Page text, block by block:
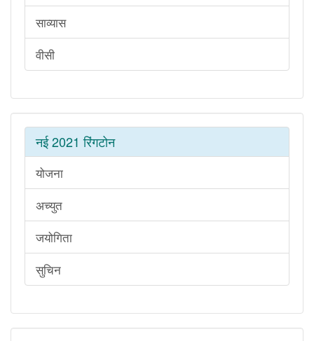
साव्यास
वीसी
नई 2021 रिंगटोन
योजना
अच्युत
जयोगिता
सुचिन